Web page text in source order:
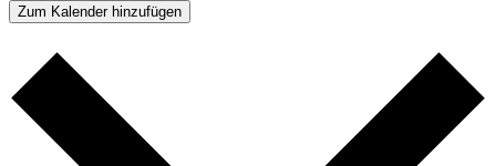
Zum Kalender hinzufügen